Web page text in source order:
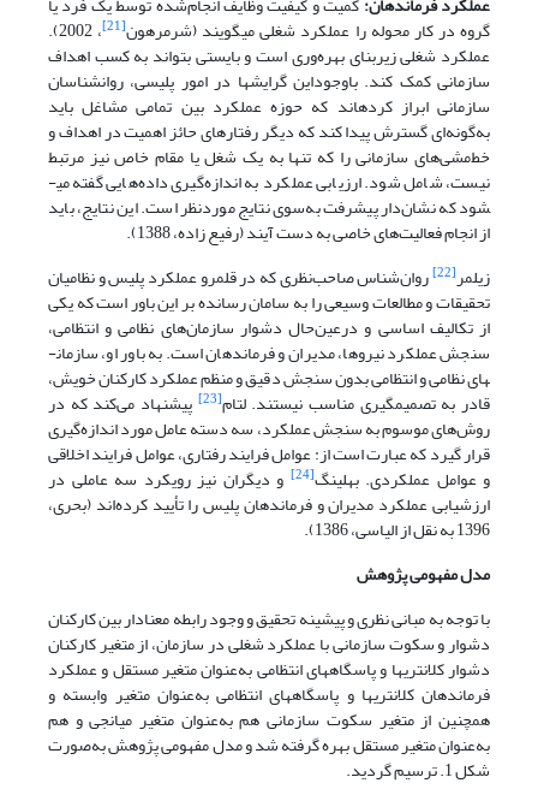
گروه در کار محوله را عملکرد شغلی می­گویند (شرمرهون[21] ، 2002).
عملکرد شغلی زیربنای بهره‌وری است و بایستی بتواند به کسب اهداف
سازمانی کمک کند. باوجوداین گرایش­ها در امور پلیسی، روانشناسان
سازمانی ابراز کرده­اند که حوزه عملکرد بین تمامی مشاغل باید
به‌گونه‌ای گسترش پیدا کند که دیگر رفتارهای حائز اهمیت در اهداف و
خط‌مشی‌های سازمانی را که تنها به یک شغل یا مقام خاص نیز مرتبط
نیست، شامل شود. ارزیابی عملکرد به اندازه‌گیری داده‌هایی گفته می­
شود که نشان‌دار پیشرفت به‌سوی نتایج موردنظر است. این نتایج، باید
از انجام فعالیت‌های خاصی به دست آیند (رفیع زاده، 1388).
زیلمر[22] روان‌شناس صاحب‌نظری که در قلمرو عملکرد پلیس و نظامیان
تحقیقات و مطالعات وسیعی را به سامان رسانده بر این باور است که یکی
از تکالیف اساسی و درعین‌حال دشوار سازمان‌های نظامی و انتظامی،
سنجش عملکرد نیروها، مدیران و فرماندهان است. به باور او، سازمان­
های نظامی و انتظامی بدون سنجش دقیق و منظم عملکرد کارکنان خویش،
قادر به تصمیم­گیری مناسب نیستند. لتام[23] پیشنهاد می‌کند که در
روش‌های موسوم به سنجش عملکرد، سه دسته عامل مورد اندازه‌گیری
قرار گیرد که عبارت است از: عوامل فرایند رفتاری، عوامل فرایند اخلاقی
و عوامل عملکردی. بهلینگ[24] و دیگران نیز رویکرد سه عاملی در
ارزشیابی عملکرد مدیران و فرماندهان پلیس را تأیید کرده‌اند (بحری،
1396 به نقل از الیاسی، 1386).
مدل مفهومی پژوهش
با توجه به مبانی نظری و پیشینه تحقیق و وجود رابطه معنادار بین کارکنان
دشوار و سکوت سازمانی با عملکرد شغلی در سازمان، از متغیر کارکنان
دشوار کلانتری­ها و پاسگاه­های انتظامی به‌عنوان متغیر مستقل و عملکرد
فرماندهان کلانتری­ها و پاسگاه­های انتظامی به‌عنوان متغیر وابسته و
همچنین از متغیر سکوت سازمانی هم به‌عنوان متغیر میانجی و هم
به‌عنوان متغیر مستقل بهره گرفته شد و مدل مفهومی پژوهش به‌صورت
شکل 1. ترسیم گردید.